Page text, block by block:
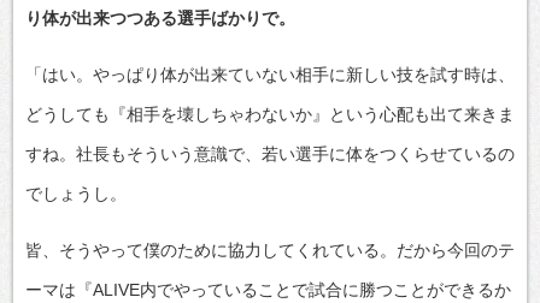
り体が出来つつある選手ばかりで。
「はい。やっぱり体が出来ていない相手に新しい技を試す時は、
どうしても『相手を壊しちゃわないか』という心配も出て来きま
すね。社長もそういう意識で、若い選手に体をつくらせているの
でしょうし。
皆、そうやって僕のために協力してくれている。だから今回のテ
ーマは『ALIVE内でやっていることで試合に勝つことができるか